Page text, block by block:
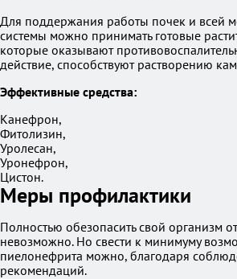
Для поддержания работы почек и всей
системы можно принимать готовые
которые оказывают
действие, способствуют растворению
Эффективные средства:
Канефрон,
Фитолизин,
Уролесан,
Уронефрон,
Цистон.
Меры профилактики
Полностью обезопасить свой организм
невозможно. Но свести к минимуму
пиелонефрита можно, благодаря
рекомендаций.